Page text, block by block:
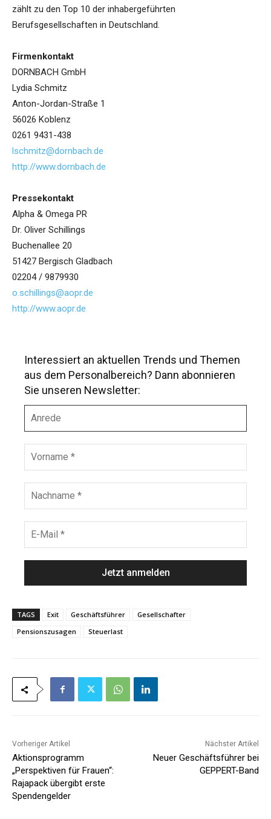
zählt zu den Top 10 der inhabergeführten
Berufsgesellschaften in Deutschland.
Firmenkontakt
DORNBACH GmbH
Lydia Schmitz
Anton-Jordan-Straße 1
56026 Koblenz
0261 9431-438
lschmitz@dornbach.de
http://www.dornbach.de
Pressekontakt
Alpha & Omega PR
Dr. Oliver Schillings
Buchenallee 20
51427 Bergisch Gladbach
02204 / 9879930
o.schillings@aopr.de
http://www.aopr.de
Interessiert an aktuellen Trends und Themen
aus dem Personalbereich? Dann abonnieren
Sie unseren Newsletter:
r
e
e
r
n
m
c
h
a
M
a
l
TAGS Exit Geschäftsführer
Gesellschafter
Pensionszusagen
Steuerlast
Vorheriger Artikel
Aktionsprogramm
„Perspektiven für Frauen“:
Rajapack übergibt erste
Spendengelder
Nächster Artikel
Neuer Geschäftsführer bei
GEPPERT-Band